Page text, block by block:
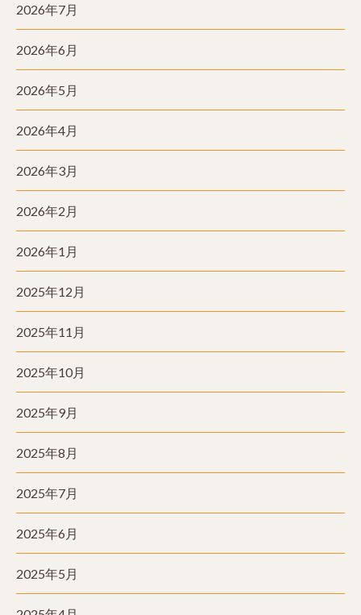
2026年7月
2026年6月
2026年5月
2026年4月
2026年3月
2026年2月
2026年1月
2025年12月
2025年11月
2025年10月
2025年9月
2025年8月
2025年7月
2025年6月
2025年5月